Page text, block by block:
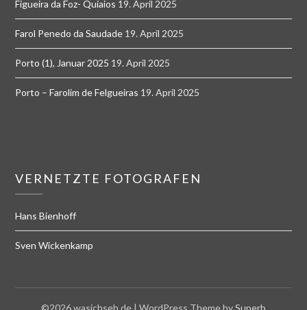
Figueira da Foz- Quiaios 19. April 2025
Farol Penedo da Saudade 19. April 2025
Porto (1), Januar 2025 19. April 2025
Porto – Farolim de Felgueiras 19. April 2025
VERNETZTE FOTOGRAFEN
Hans Bienhoff
Sven Wickenkamp